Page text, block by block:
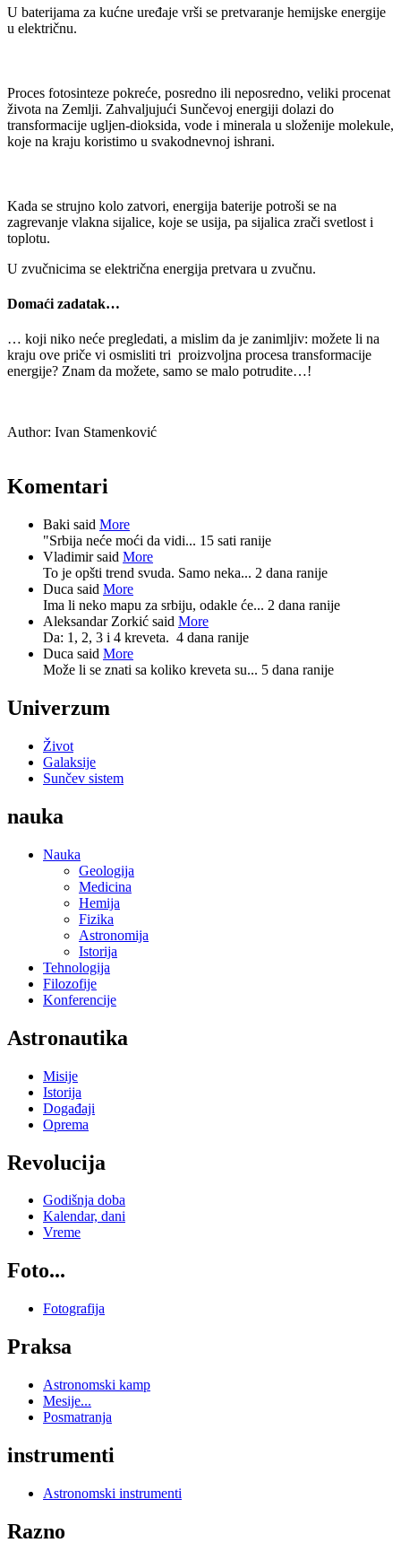
U baterijama za kućne uređaje vrši se pretvaranje hemijske energije
u električnu.
Proces fotosinteze pokreće, posredno ili neposredno, veliki procenat
života na Zemlji. Zahvaljujući Sunčevoj energiji dolazi do
transformacije ugljen-dioksida, vode i minerala u složenije molekule,
koje na kraju koristimo u svakodnevnoj ishrani.
Kada se strujno kolo zatvori, energija baterije potroši se na
zagrevanje vlakna sijalice, koje se usija, pa sijalica zrači svetlost i
toplotu.
U zvučnicima se električna energija pretvara u zvučnu.
Domaći zadatak…
… koji niko neće pregledati, a mislim da je zanimljiv: možete li na
kraju ove priče vi osmisliti tri proizvoljna procesa transformacije
energije? Znam da možete, samo se malo potrudite…!
Author: Ivan Stamenković
Komentari
Baki said More
"Srbija neće moći da vidi... 15 sati ranije
Vladimir said More
To je opšti trend svuda. Samo neka... 2 dana ranije
Duca said More
Ima li neko mapu za srbiju, odakle će... 2 dana ranije
Aleksandar Zorkić said More
Da: 1, 2, 3 i 4 kreveta. 4 dana ranije
Duca said More
Može li se znati sa koliko kreveta su... 5 dana ranije
Univerzum
Život
Galaksije
Sunčev sistem
nauka
Nauka
Geologija
Medicina
Hemija
Fizika
Astronomija
Istorija
Tehnologija
Filozofije
Konferencije
Astronautika
Misije
Istorija
Događaji
Oprema
Revolucija
Godišnja doba
Kalendar, dani
Vreme
Foto...
Fotografija
Praksa
Astronomski kamp
Mesije...
Posmatranja
instrumenti
Astronomski instrumenti
Razno